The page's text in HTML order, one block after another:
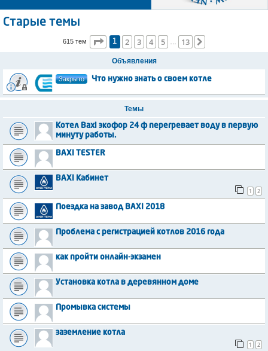
Старые темы
615 тем Страница из13
1 2 3 4 5 13
Объявления
Закрыто Что нужно знать о своем котле
Темы
Котел Baxi экофор 24 ф перегревает воду в первую
минуту работы.
BAXI TESTER
BAXI Кабинет
1
2
Поездка на завод BAXI 2018
Проблема с регистрацией котлов 2016 года
как пройти онлайн-экзамен
Установка котла в деревянном доме
Промывка системы
заземление котла
1
2